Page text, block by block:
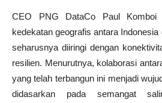
CEO PNG DataCo Paul Komboi
kedekatan geografis antara
seharusnya diiringi dengan
resilien. Menurutnya, kolaborasi
yang telah terbangun ini menjadi
didasarkan pada semangat